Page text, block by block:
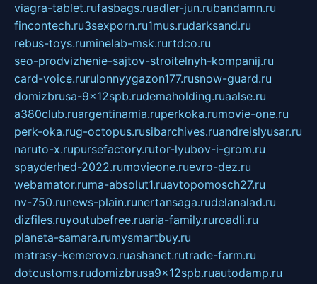
viagra-tablet.rufasbags.ruadler-jun.rubandamn.ru
fincontech.ru3sexporn.ru1mus.rudarksand.ru
rebus-toys.ruminelab-msk.rurtdco.ru
seo-prodvizhenie-sajtov-stroitelnyh-kompanij.ru
card-voice.rurulonnyygazon177.rusnow-guard.ru
domizbrusa-9x12spb.rudemaholding.ruaalse.ru
a380club.ruargentinamia.ruperkoka.rumovie-one.ru
perk-oka.rug-octopus.rusibarchives.ruandreislyusar.ru
naruto-x.rupursefactory.rutor-lyubov-i-grom.ru
spayderhed-2022.rumovieone.ruevro-dez.ru
webamator.ruma-absolut1.ruavtopomosch27.ru
nv-750.runews-plain.runertansaga.rudelanalad.ru
dizfiles.ruyoutubefree.ruaria-family.ruroadli.ru
planeta-samara.rumysmartbuy.ru
matrasy-kemerovo.ruashanet.rutrade-farm.ru
dotcustoms.rudomizbrusa9x12spb.ruautodamp.ru